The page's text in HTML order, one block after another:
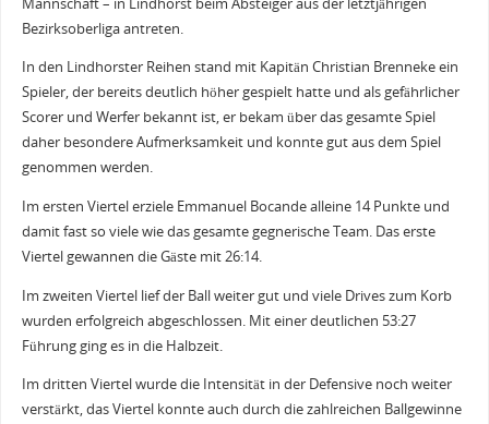
Bezirksoberliga antreten.
In den Lindhorster Reihen stand mit Kapitän Christian Brenneke ein
Spieler, der bereits deutlich höher gespielt hatte und als gefährlicher
Scorer und Werfer bekannt ist, er bekam über das gesamte Spiel
daher besondere Aufmerksamkeit und konnte gut aus dem Spiel
genommen werden.
Im ersten Viertel erziele Emmanuel Bocande alleine 14 Punkte und
damit fast so viele wie das gesamte gegnerische Team. Das erste
Viertel gewannen die Gäste mit 26:14.
Im zweiten Viertel lief der Ball weiter gut und viele Drives zum Korb
wurden erfolgreich abgeschlossen. Mit einer deutlichen 53:27
Führung ging es in die Halbzeit.
Im dritten Viertel wurde die Intensität in der Defensive noch weiter
verstärkt, das Viertel konnte auch durch die zahlreichen Ballgewinne